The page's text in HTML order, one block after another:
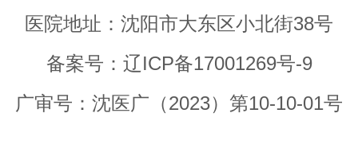
医院地址：沈阳市大东区小北街38号
备案号： 辽ICP备17001269号-9
广审号：沈医广（2023）第10-10-01号